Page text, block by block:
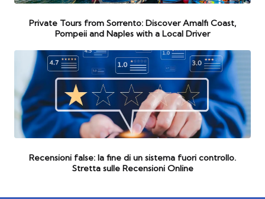
Private Tours from Sorrento: Discover Amalfi Coast,
Pompeii and Naples with a Local Driver
Recensioni false: la fine di un sistema fuori controllo.
Stretta sulle Recensioni Online